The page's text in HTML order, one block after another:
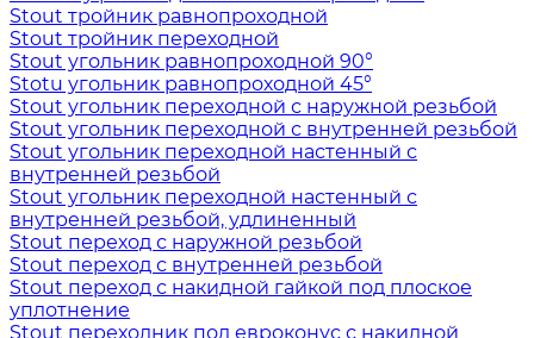
Stout тройник равнопроходной
Stout тройник переходной
Stout угольник равнопроходной 90°
Stotu угольник равнопроходной 45°
Stout угольник переходной с наружной резьбой
Stout угольник переходной с внутренней резьбой
Stout угольник переходной настенный с
внутренней резьбой
Stout угольник переходной настенный с
внутренней резьбой, удлиненный
Stout переход с наружной резьбой
Stout переход с внутренней резьбой
Stout переход с накидной гайкой под плоское
уплотнение
Stout переходник под евроконус с накидной